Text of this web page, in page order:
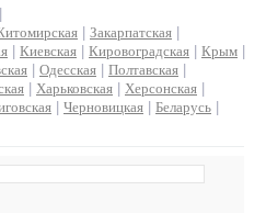
Закарпатская
Киевская Кировоградская Крым
Одесская Полтавская
Харьковская Херсонская
Черновицкая Беларусь